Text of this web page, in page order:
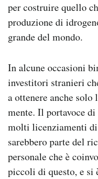
per costruire quello
produzione di
grande del mondo.
In alcune occasioni
investitori stranieri
a ottenere anche
mente. Il portavoce
molti licenziamenti
sarebbero parte del
personale che è
piccoli di questo, e si